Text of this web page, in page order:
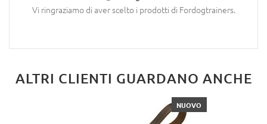
Vi ringraziamo di aver scelto i prodotti di Fordogtrainers.
ALTRI CLIENTI GUARDANO ANCHE
NUOVO